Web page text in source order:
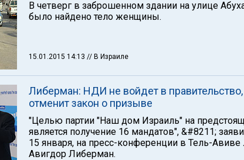
В четверг в заброшенном здании на улице
было найдено тело женщины.
15.01.2015 14:13 // В Израиле
Либерман: НДИ не войдет в правительство,
отменит закон о призыве
"Целью партии "Наш дом Израиль" на
является получение 16 мандатов", &#8211;
15 января, на пресс-конференции в Тель-Авиве
Авигдор Либерман.